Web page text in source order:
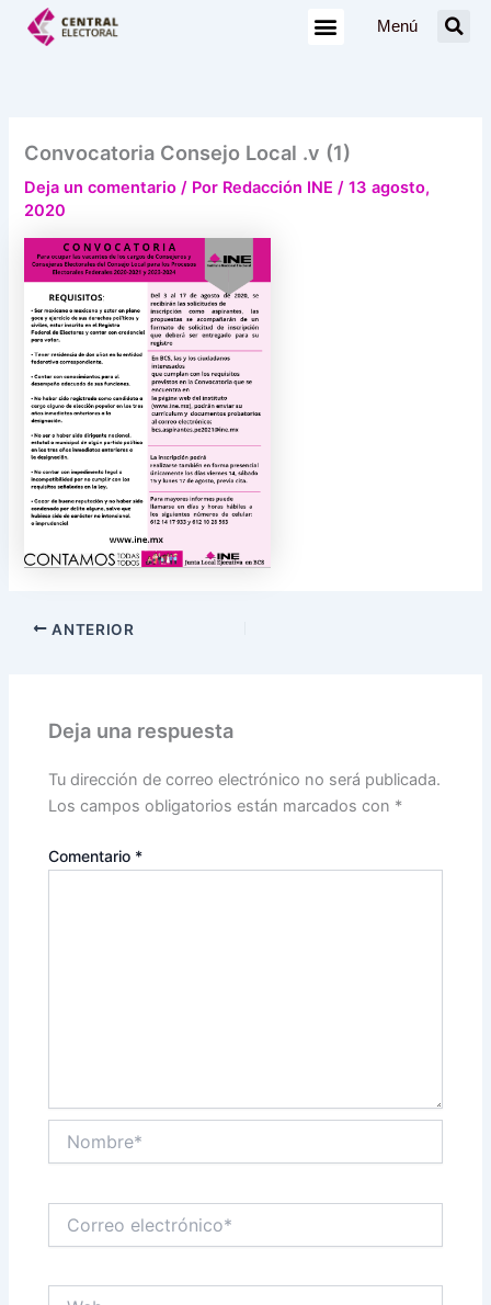
Menú
Convocatoria Consejo Local .v (1)
Deja un comentario / Por Redacción INE/13 agosto,
2020
ANTERIOR
Deja una respuesta
Tu dirección de correo electrónico no será publicada.
Los campos obligatorios están marcados con *
Comentario *
electrónico*